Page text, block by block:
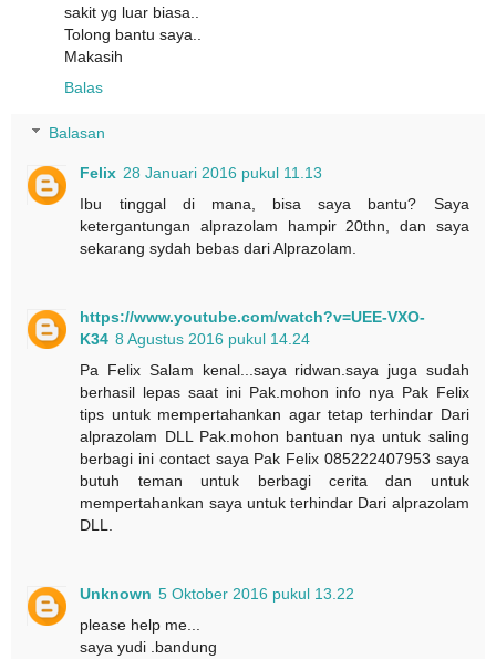
sakit yg luar biasa..
Tolong bantu saya..
Makasih
Balas
Balasan
Felix 28 Januari 2016 pukul 11.13
Ibu tinggal di mana, bisa saya bantu? Saya
ketergantungan alprazolam hampir 20thn, dan saya
sekarang sydah bebas dari Alprazolam.
https://www.youtube.com/watch?v=UEE-VXO-
K34 8 Agustus 2016 pukul 14.24
Pa Felix Salam kenal...saya ridwan.saya juga sudah
berhasil lepas saat ini Pak.mohon info nya Pak Felix
tips untuk mempertahankan agar tetap terhindar Dari
alprazolam DLL Pak.mohon bantuan nya untuk saling
berbagi ini contact saya Pak Felix 085222407953 saya
butuh teman untuk berbagi cerita dan untuk
mempertahankan saya untuk terhindar Dari alprazolam
DLL.
Unknown 5 Oktober 2016 pukul 13.22
please help me...
saya yudi .bandung